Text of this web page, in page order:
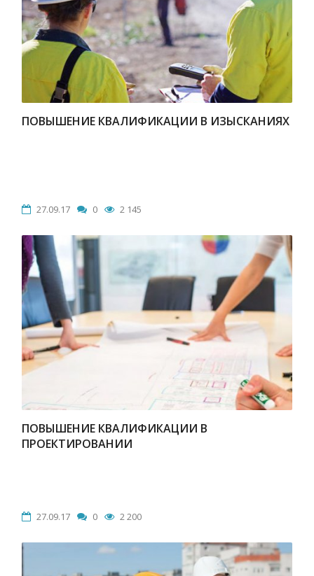
ПОВЫШЕНИЕ КВАЛИФИКАЦИИ В ИЗЫСКАНИЯХ
27.09.17 0 2 145
ПОВЫШЕНИЕ КВАЛИФИКАЦИИ В
ПРОЕКТИРОВАНИИ
27.09.17 0 2 200